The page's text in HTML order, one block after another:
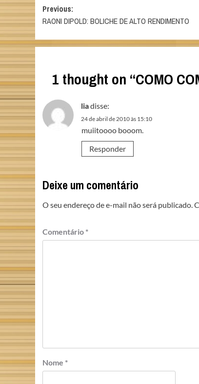
Post
navigation
Previous:
RAONI DIPOLD: BOLICHE DE ALTO RENDIMENTO
1 thought on “COMO
liadisse:
24 de abril de 2010 às 15:10
muiitoooo booom.
Responder
Deixe um comentário
O seu endereço de e-mail não será publicado.
Comentário *
Nome *